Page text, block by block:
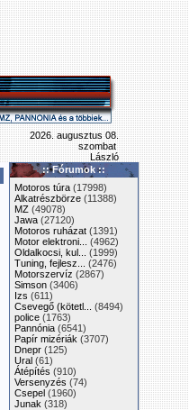
2026. augusztus 08.
szombat
László
:: Fórumok ::
Motoros túra(17998)
Alkatrészbörze(11388)
MZ(49078)
Jawa(27120)
Motoros ruházat(1391)
Motor elektroni...
(4962)
Oldalkocsi, kul...
(1999)
Tuning, fejlesz...
(2476)
Motorszervíz (2867)
Simson(3406)
Izs (611)
Csevegő (kötetl...
(8494)
police(1763)
Pannónia(6541)
Papír mizériák (3707)
Dnepr(125)
Ural(61)
Átépítés (910)
Versenyzés (74)
Csepel(1960)
Junak (318)